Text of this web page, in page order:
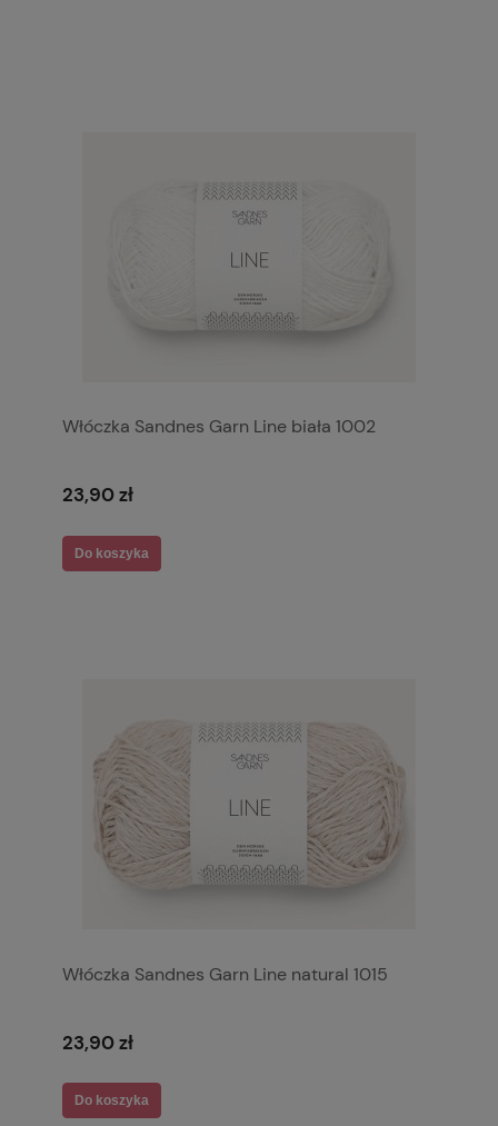
Włóczka Sandnes Garn Line biała 1002
23,90 zł
Do koszyka
Włóczka Sandnes Garn Line natural 1015
23,90 zł
Do koszyka